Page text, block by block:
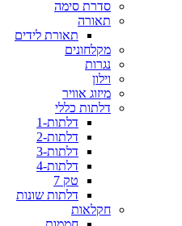
סדרת סימה
תאורה
תאורת לידים
מקלחונים
נגרות
וילון
מיזוג אוויר
דלתות כללי
דלתות-1
דלתות-2
דלתות-3
דלתות-4
טק 7
דלתות שונות
חקלאות